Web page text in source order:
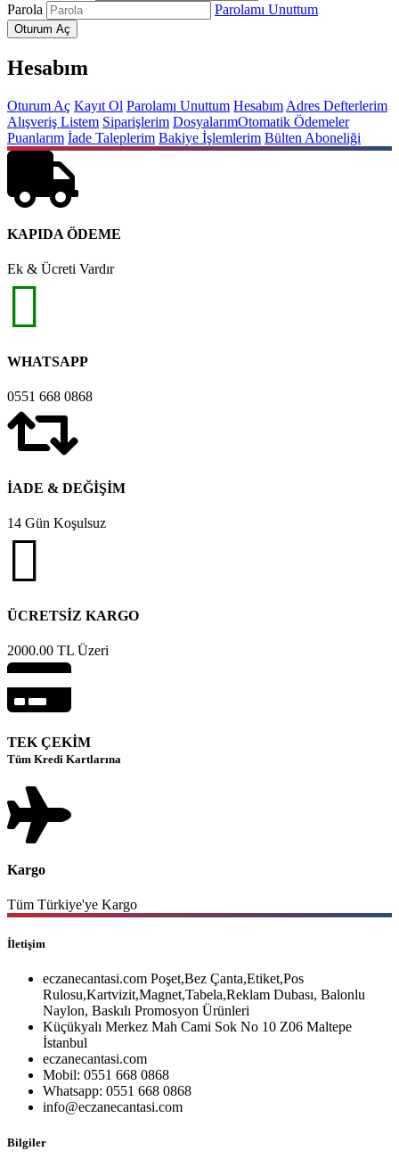
Parola
Parolamı Unuttum
Hesabım
Oturum Aç Kayıt Ol Parolamı Unuttum Hesabım Adres Defterlerim
Alışveriş Listem Siparişlerim DosyalarımOtomatik Ödemeler
Puanlarım İade Taleplerim Bakiye İşlemlerim Bülten Aboneliği
KAPIDA ÖDEME
Ek & Ücreti Vardır
WHATSAPP
0551 668 0868
İADE & DEĞİŞİM
14 Gün Koşulsuz
ÜCRETSİZ KARGO
2000.00 TL Üzeri
TEK ÇEKİM
Tüm Kredi Kartlarına
Kargo
Tüm Türkiye'ye Kargo
İletişim
eczanecantasi.com Poşet,Bez Çanta,Etiket,Pos
Rulosu,Kartvizit,Magnet,Tabela,Reklam Dubası, Balonlu
Naylon, Baskılı Promosyon Ürünleri
Küçükyalı Merkez Mah Cami Sok No 10 Z06 Maltepe
İstanbul
eczanecantasi.com
Mobil: 0551 668 0868
Whatsapp: 0551 668 0868
info@eczanecantasi.com
Bilgiler